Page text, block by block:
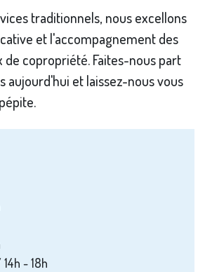
traditionnels, nous excellons
et l'accompagnement des
de copropriété. Faites-nous part
aujourd'hui et laissez-nous vous
- 18h